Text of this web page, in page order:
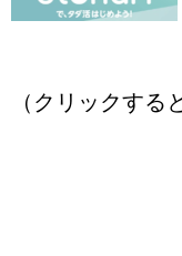
（クリックする